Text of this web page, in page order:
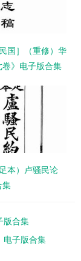
国］（重修）华
》电子版合集
本）卢骚民论
集
版合集
电子版合集